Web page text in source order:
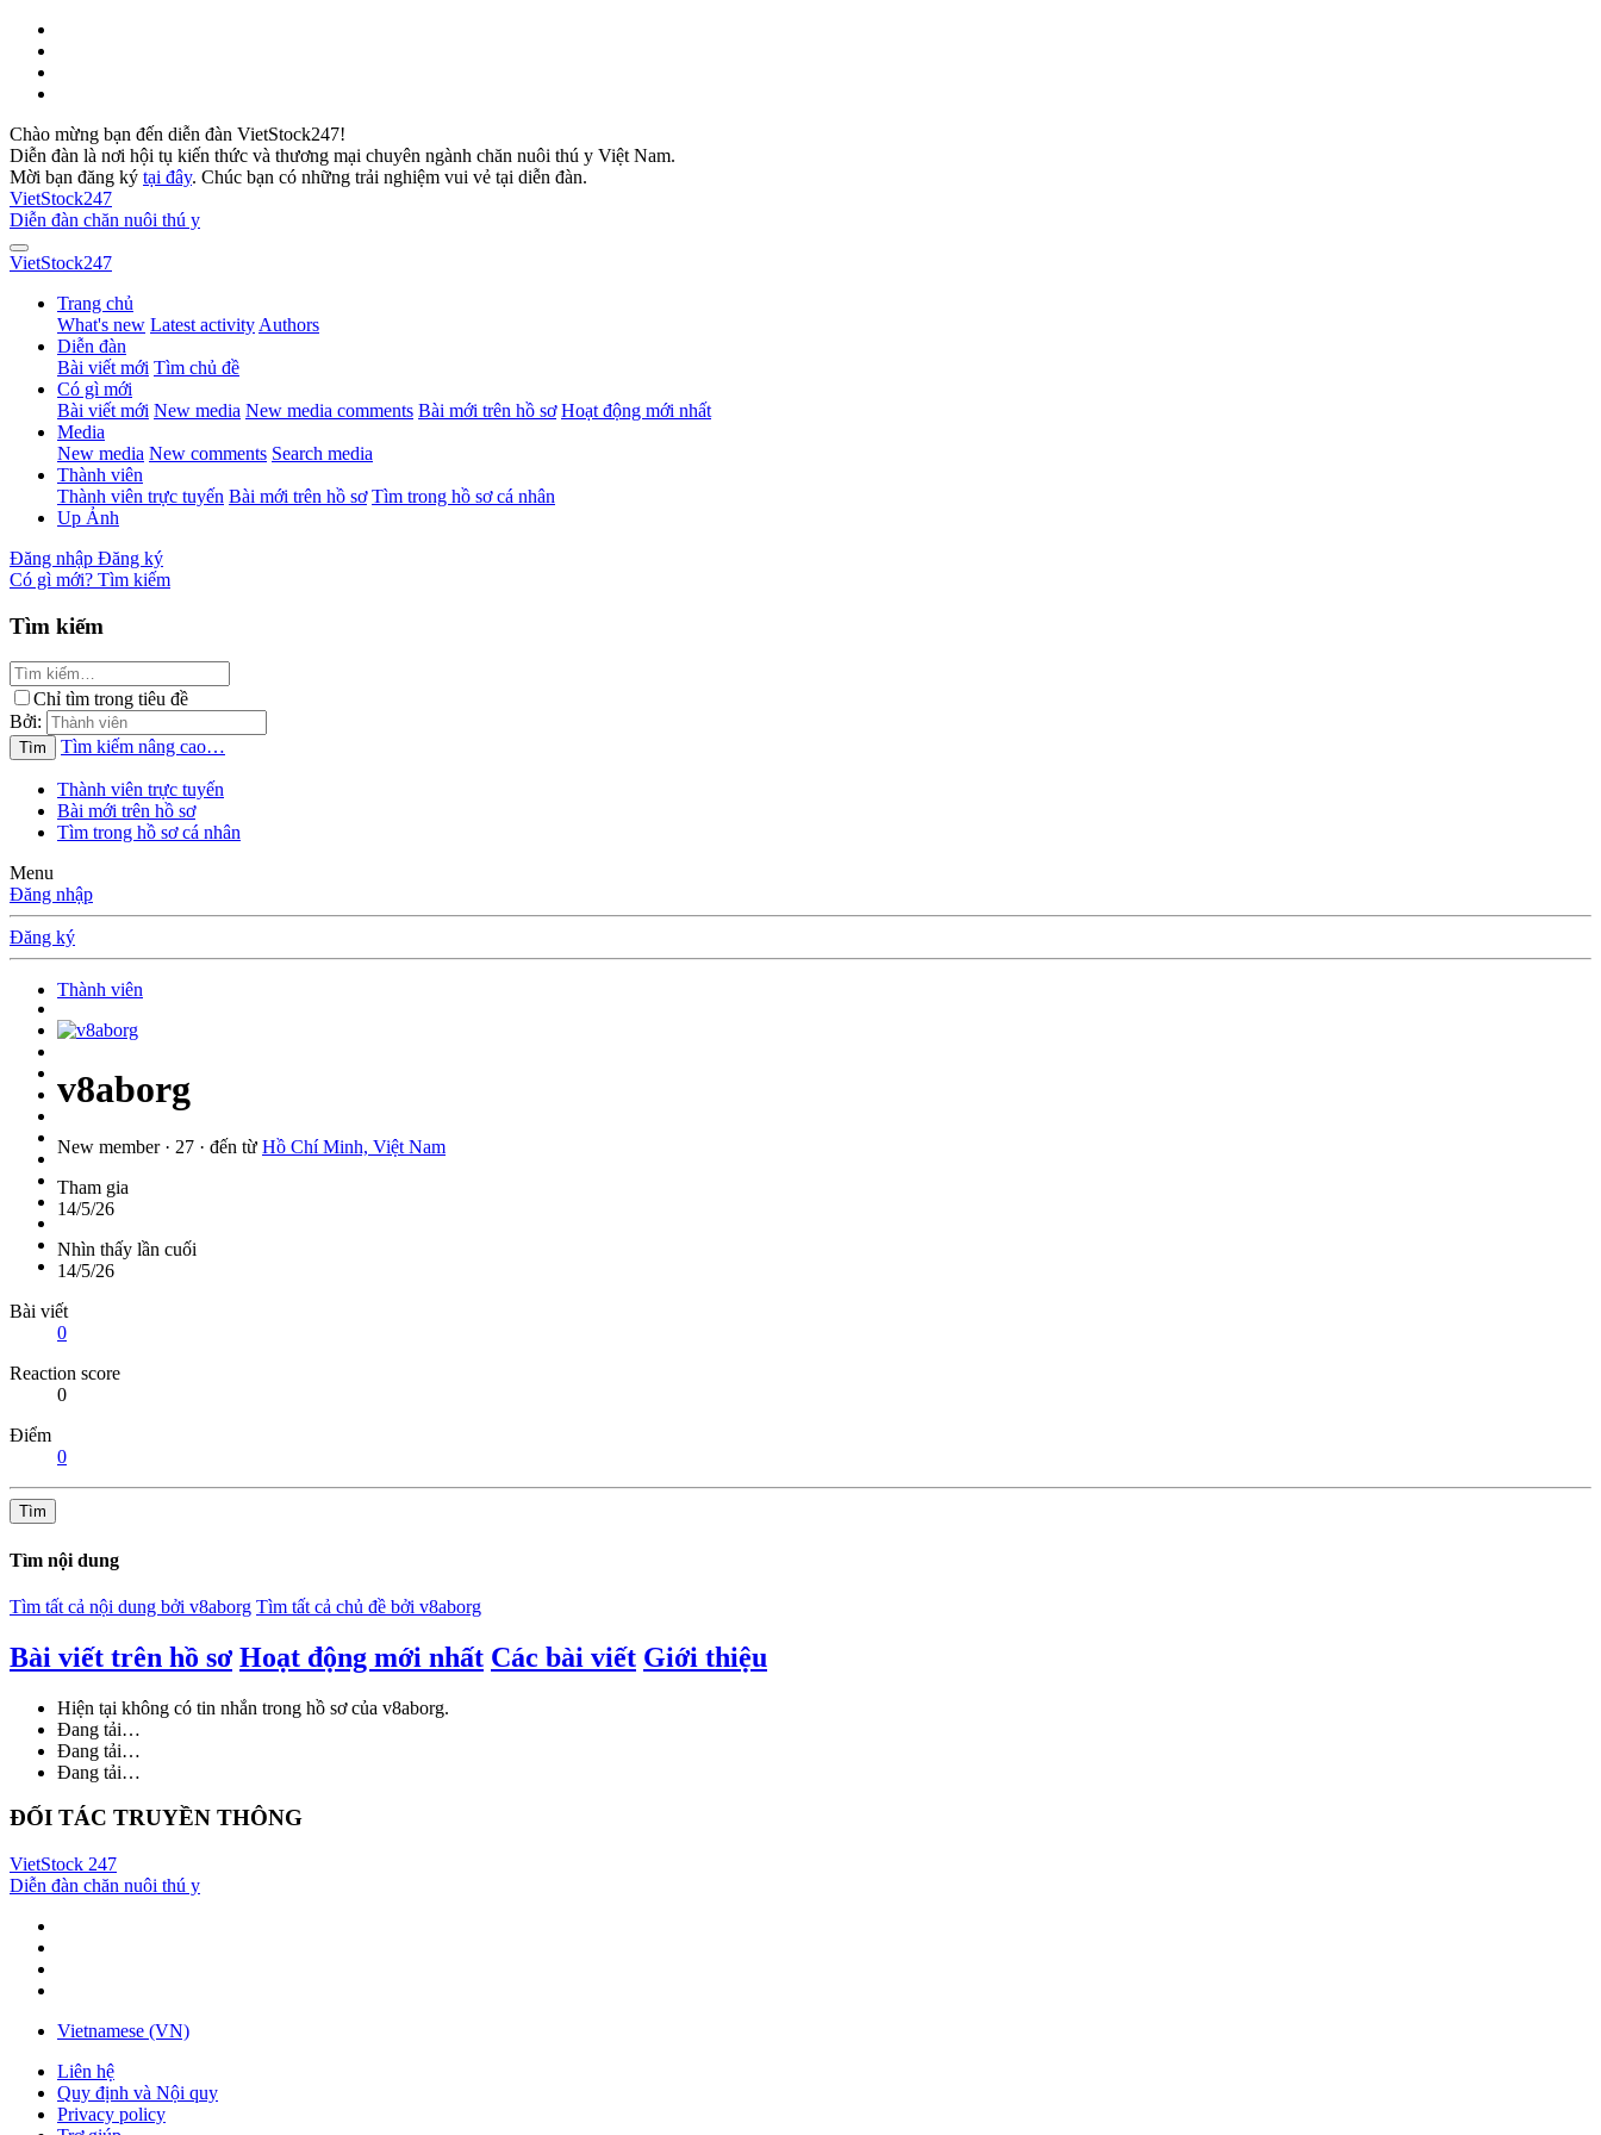
Chào mừng bạn đến diễn đàn VietStock247!
Diễn đàn là nơi hội tụ kiến thức và thương mại chuyên ngành chăn nuôi thú y Việt Nam.
Mời bạn đăng ký tại đây. Chúc bạn có những trải nghiệm vui vẻ tại diễn đàn.
VietStock247
Diễn đàn chăn nuôi thú y
VietStock247
Trang chủ
What's new Latest activity Authors
Diễn đàn
Bài viết mới Tìm chủ đề
Có gì mới
Bài viết mới New media New media comments Bài mới trên hồ sơ Hoạt động mới nhất
Media
New media New comments Search media
Thành viên
Thành viên trực tuyến Bài mới trên hồ sơ Tìm trong hồ sơ cá nhân
Up Ảnh
Đăng nhập Đăng ký
Có gì mới? Tìm kiếm
Tìm kiếm
Chỉ tìm trong tiêu đề
Bởi:
Tìm Tìm kiếm nâng cao…
Thành viên trực tuyến
Bài mới trên hồ sơ
Tìm trong hồ sơ cá nhân
Menu
Đăng nhập
Đăng ký
Thành viên
v8aborg
New member · 27 · đến từ Hồ Chí Minh, Việt Nam
Tham gia
14/5/26
Nhìn thấy lần cuối
14/5/26
Bài viết
0
Reaction score
0
Điểm
0
Tìm
Tìm nội dung
Tìm tất cả nội dung bởi v8aborg Tìm tất cả chủ đề bởi v8aborg
Bài viết trên hồ sơ Hoạt động mới nhất Các bài viết Giới thiệu
Hiện tại không có tin nhắn trong hồ sơ của v8aborg.
Đang tải…
Đang tải…
Đang tải…
ĐỐI TÁC TRUYỀN THÔNG
VietStock 247
Diễn đàn chăn nuôi thú y
Vietnamese (VN)
Liên hệ
Quy định và Nội quy
Privacy policy